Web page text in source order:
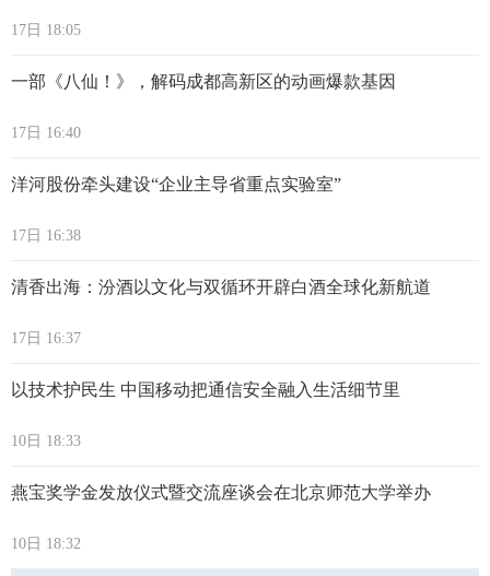
17日 18:05
一部《八仙！》，解码成都高新区的动画爆款基因
17日 16:40
洋河股份牵头建设“企业主导省重点实验室”
17日 16:38
清香出海：汾酒以文化与双循环开辟白酒全球化新航道
17日 16:37
以技术护民生 中国移动把通信安全融入生活细节里
10日 18:33
燕宝奖学金发放仪式暨交流座谈会在北京师范大学举办
10日 18:32